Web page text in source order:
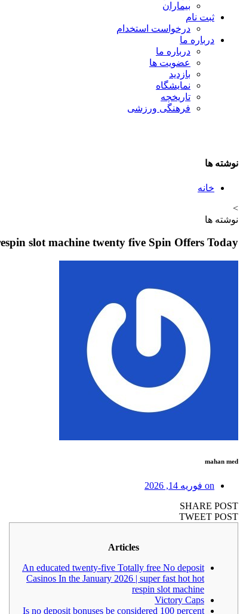
بيماران
ثبت نام
درخواست استخدام
درباره ما
درباره ما
عضویت ها
بازدید
نمایشگاه
تاريخچه
فرهنگی ورزشی
نوشته ها
خانه
>
نوشته ها
slot machine twenty five Spin Offers Today
mahan med
on فوریه 14, 2026
SHARE POST
TWEET POST
Articles
An educated twenty-five Totally free No deposit
Casinos In the January 2026 | super fast hot hot
respin slot machine
Victory Caps
Is no deposit bonuses be considered 100 percent